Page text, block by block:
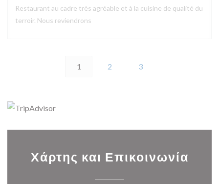
Restaurant au cadre très agréable et à la cuisine de qualité du
terroir. Nous reviendrons
1 2 3
Χάρτης και Επικοινωνία